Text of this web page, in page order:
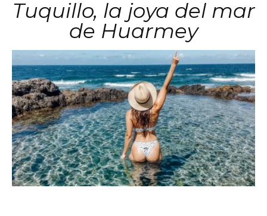
Tuquillo, la joya del mar
de Huarmey